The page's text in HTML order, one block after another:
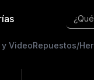
VideoRepuestos/